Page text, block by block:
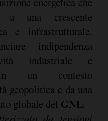
a una crescente
e infrastrutturale.
indipendenza
industriale e
in un contesto
geopolitica e da una
globale del GNL.